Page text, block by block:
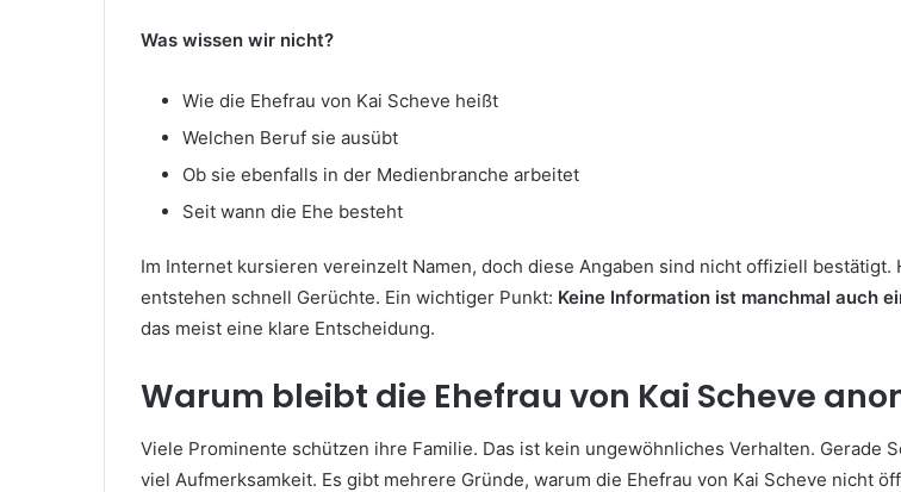
Was wissen wir nicht?
Wie die Ehefrau von Kai Scheve heißt
Welchen Beruf sie ausübt
Ob sie ebenfalls in der Medienbranche arbeitet
Seit wann die Ehe besteht
Im Internet kursieren vereinzelt Namen, doch diese Angaben sind nicht offiziell
entstehen schnell Gerüchte. Ein wichtiger Punkt: Keine Information ist manchmal auch
das meist eine klare Entscheidung.
Warum bleibt die Ehefrau von Kai Scheve
Viele Prominente schützen ihre Familie. Das ist kein ungewöhnliches Verhalten. Gerade
viel Aufmerksamkeit. Es gibt mehrere Gründe, warum die Ehefrau von Kai Scheve nicht